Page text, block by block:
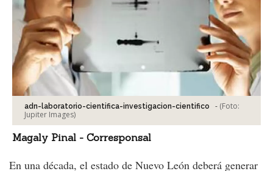
adn-laboratorio-cientifica-investigacion-cientifico - (Foto:
Jupiter Images)
Magaly Pinal - Corresponsal
En una década, el estado de Nuevo León deberá generar